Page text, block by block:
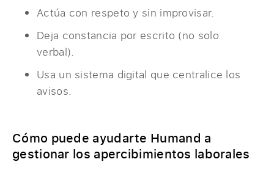
Actúa con respeto y sin improvisar.
Deja constancia por escrito (no solo
verbal).
Usa un sistema digital que centralice los
avisos.
Cómo puede ayudarte Humand a
gestionar los apercibimientos laborales